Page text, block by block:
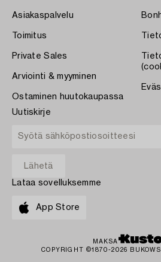
Asiakaspalvelu
Toimitus
Private Sales
Arviointi & myyminen
Ostaminen huutokaupassa
Uutiskirje
Lataa sovelluksemme
App Store
MAKSA
COPYRIGHT ©1870-2026